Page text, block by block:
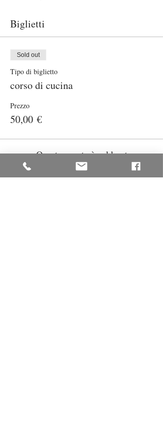
Biglietti
Sold out
Tipo di biglietto
corso di cucina
Prezzo
50,00 €
Questo evento è sold out